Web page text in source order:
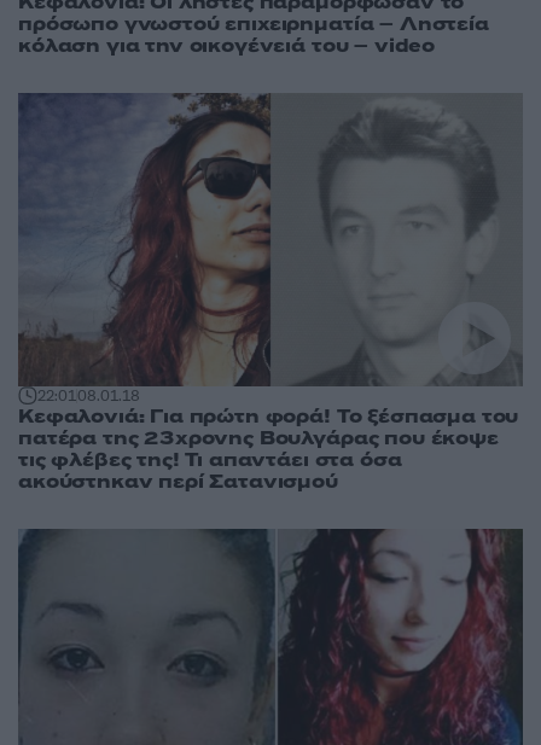
πρόσωπο γνωστού επιχειρηματία – Ληστεία
κόλαση για την οικογένειά του – video
22:0108.01.18
Κεφαλονιά: Για πρώτη φορά! Το ξέσπασμα του
πατέρα της 23χρονης Βουλγάρας που έκοψε
τις φλέβες της! Τι απαντάει στα όσα
ακούστηκαν περί Σατανισμού